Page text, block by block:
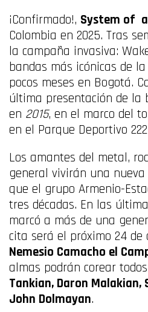
¡Confirmado!, System of
Colombia en 2025. Tras
la campaña invasiva:
bandas más icónicas de
pocos meses en Bogotá.
última presentación de la
en 2015, en el marco del
en el Parque Deportivo
Los amantes del metal,
general vivirán una
que el grupo Armenio-
tres décadas. En las
marcó a más de una
cita será el próximo 24 de
Nemesio Camacho el
almas podrán corear
Tankian, Daron Malakian,
John Dolmayan.